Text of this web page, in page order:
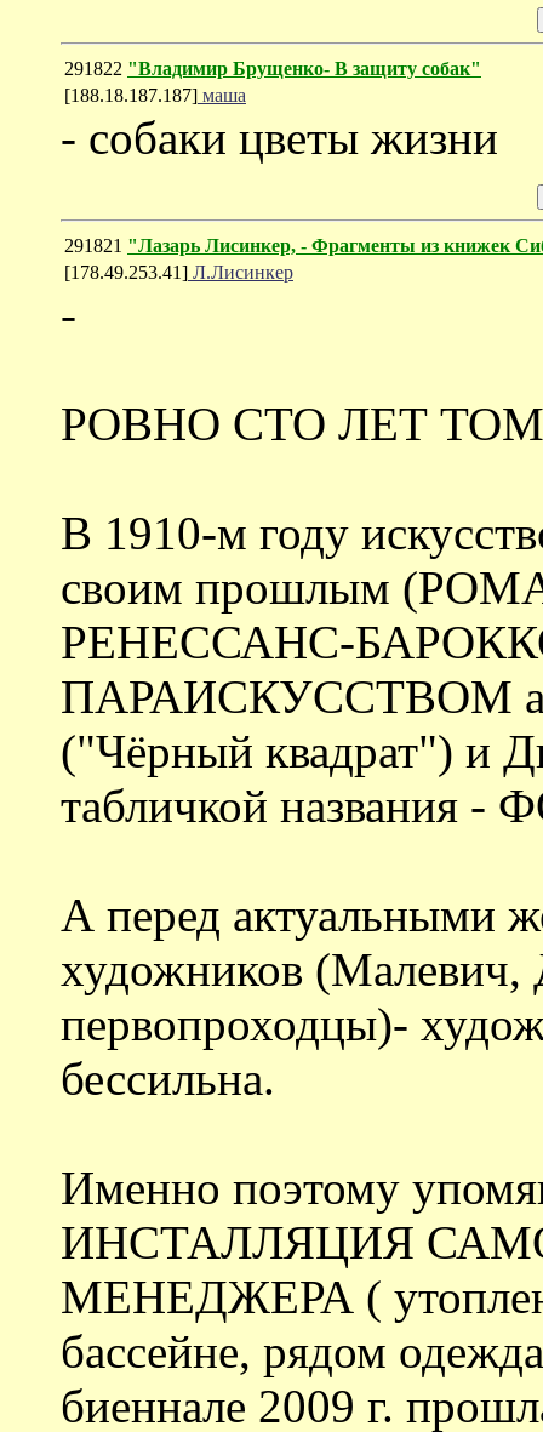
291822 "Владимир Брущенко- В защиту собак"
[188.18.187.187] маша
- собаки цветы жизни
291821 "Лазарь Лисинкер, - Фрагменты из книжек
[178.49.253.41] Л.Лисинкер
-
РОВНО СТО ЛЕТ
В 1910-м году
своим прошлым
РЕНЕССАНС-
ПАРАИСКУССТВОМ
("Чёрный квадрат") и
табличкой названия
А перед актуальными
художников
первопроходцы)-
бессильна.
Именно поэтому
ИНСТАЛЛЯЦИЯ
МЕНЕДЖЕРА (
бассейне, рядом
биеннале 2009 г.